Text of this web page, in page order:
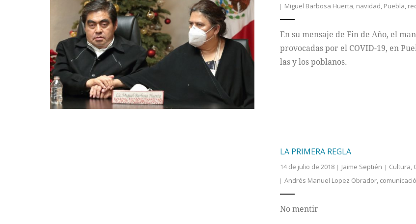
Miguel Barbosa Huerta, navidad, Puebla,
En su mensaje de Fin de Año, el
provocadas por el COVID-19, en
las y los poblanos.
LA PRIMERA REGLA
14 de julio de 2018 Jaime Septién Cultura
Andrés Manuel Lopez Obrador,
No mentir